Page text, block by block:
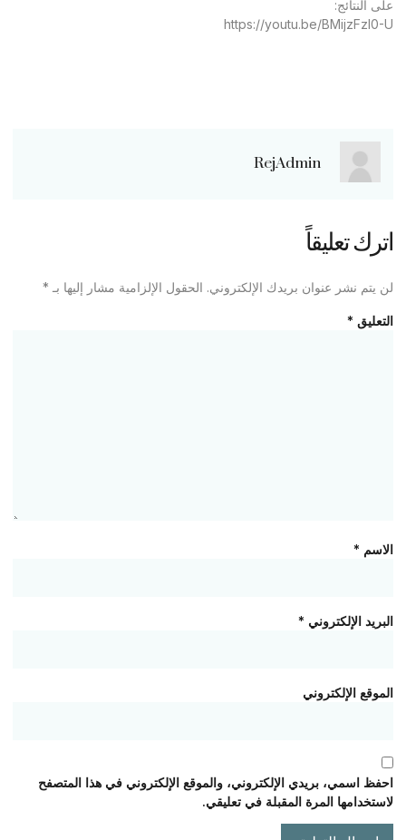
على النتائج:
https://youtu.be/BMijzFzl0-U
RejAdmin
اترك تعليقاً
لن يتم نشر عنوان بريدك الإلكتروني. الحقول الإلزامية مشار إليها بـ *
التعليق *
الاسم *
البريد الإلكتروني *
الموقع الإلكتروني
احفظ اسمي، بريدي الإلكتروني، والموقع الإلكتروني في هذا المتصفح
لاستخدامها المرة المقبلة في تعليقي.